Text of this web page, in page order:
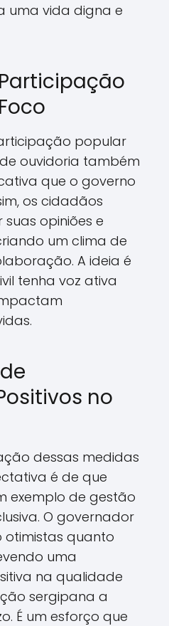
uma vida digna e
popular
ouvidoria também
que o governo
os cidadãos
opiniões e
um clima de
A ideia é
tenha voz ativa
no
dessas medidas
é de que
exemplo de gestão
O governador
otimistas quanto
uma
na qualidade
sergipana a
É um esforço que